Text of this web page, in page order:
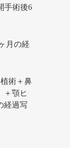
手術後6
月の経
術＋鼻
＋顎ヒ
経過写